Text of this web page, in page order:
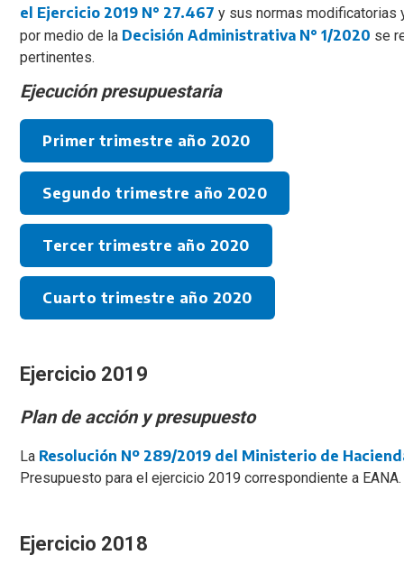
el Ejercicio 2019 N° 27.467 y sus normas modificatorias
por medio de la Decisión Administrativa N° 1/2020 se
pertinentes.
Ejecución presupuestaria
Primer trimestre año 2020
Segundo trimestre año 2020
Tercer trimestre año 2020
Cuarto trimestre año 2020
Ejercicio 2019
Plan de acción y presupuesto
La Resolución Nº 289/2019 del Ministerio de
Presupuesto para el ejercicio 2019 correspondiente a EANA.
Ejercicio 2018